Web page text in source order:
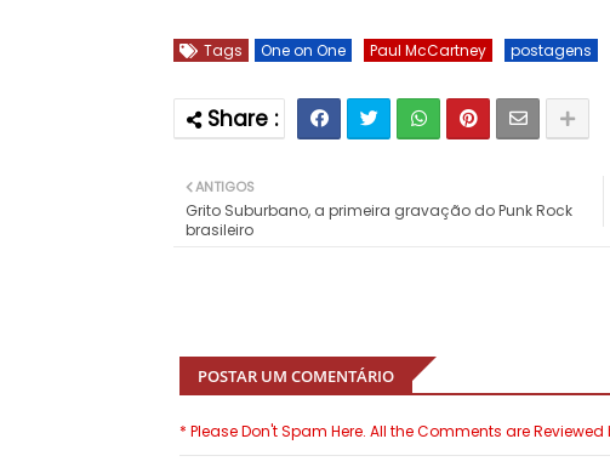
Tags One on One Paul McCartney postagens
ANTIGOS
Grito Suburbano, a primeira gravação do Punk Rock
brasileiro
POSTAR UM COMENTÁRIO
* Please Don't Spam Here. All the Comments are